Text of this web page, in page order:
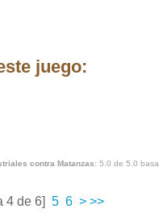
juego:
contra Matanzas: 5.0 de 5.0
4 de 6] 5 6 > >>